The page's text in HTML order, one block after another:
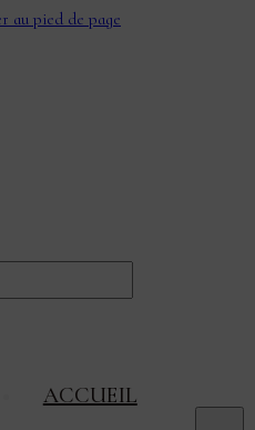
au pied de page
ACCUEIL